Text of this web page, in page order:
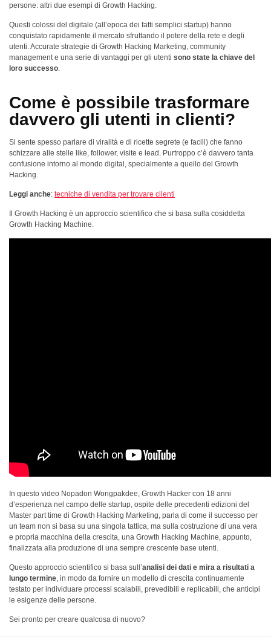
persone: altri due esempi di Growth Hacking.
Questi colossi del digitale (all’epoca dei fatti semplici startup) hanno
conquistato rapidamente il mercato sfruttando il potere della rete e degli
utenti. Accurate strategie di Growth Hacking Marketing, community
management e una serie di vantaggi per gli utenti sono state la chiave del
loro successo.
Come è possibile trasformare
davvero gli utenti in clienti?
Si sente spesso parlare di viralità e di ricette segrete (e facili) che fanno
schizzare alle stelle like, follower, visite e lead. Purtroppo c’è davvero tanta
confusione intorno al mondo digital, specialmente a quello del Growth
Hacking.
Leggi anche: tecniche di vendita per trovare clienti
Il Growth Hacking è un approccio scientifico che si basa sulla cosiddetta
Growth Hacking Machine.
In questo video Nopadon Wongpakdee, Growth Hacker con 18 anni
d’esperienza nel campo delle startup, ospite delle precedenti edizioni del
Master part time di Growth Hacking Marketing, parla di come il successo per
un team non si basa su una singola tattica, ma sulla costruzione di una vera
e propria macchina della crescita, una Growth Hacking Machine, appunto,
finalizzata alla produzione di una sempre crescente base utenti.
Questo approccio scientifico si basa sull’analisi dei dati e mira a risultati a
lungo termine, in modo da fornire un modello di crescita continuamente
testato per individuare processi scalabili, prevedibili e replicabili, che anticipi
le esigenze delle persone.
Sei pronto per creare qualcosa di nuovo?